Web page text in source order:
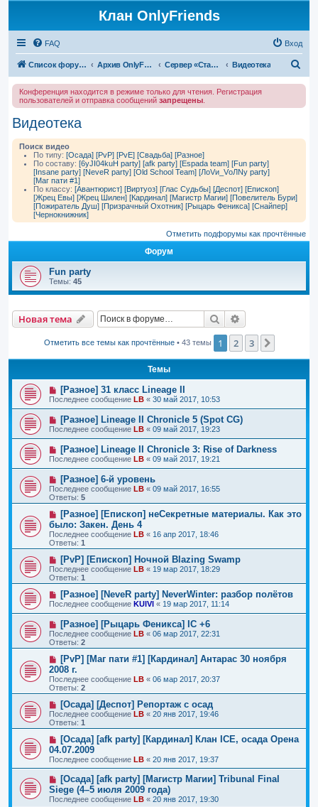
Клан OnlyFriends
FAQ Вход
Список форумов Архив OnlyFriends Сервер «Сталинград» Видеотека
Конференция находится в режиме только для чтения. Регистрация
пользователей и отправка сообщений запрещены
Видеотека
Поиск видео
По типу: [Осада] [PvP] [PvE] [Свадьба] [Разное]
По составу: [6yJI04kuH party] [afk party] [Espada team] [Fun party]
[Insane party] [NeveR party] [Old School Team] [ЛоVи_VоЛNу party]
[Маг пати #1]
По классу: [Авантюрист] [Виртуоз] [Глас Судьбы] [Деспот] [Епископ]
[Жрец Евы] [Жрец Шилен] [Кардинал] [Магистр Магии] [Повелитель Бури]
[Пожиратель Душ] [Призрачный Охотник] [Рыцарь Феникса] [Снайпер]
[Чернокнижник]
Отметить подфорумы как прочтённые
Форум
Fun party
Темы: 45
Новая тема Поиск
Отметить все темы как прочтённые• 43 темы 1 2 3
Темы
[Разное] 31 класс Lineage II
Последнее сообщение LB « 30 май 2017, 10:53
[Разное] Lineage II Chronicle 5 (Spot CG)
Последнее сообщение LB « 09 май 2017, 19:23
[Разное] Lineage II Chronicle 3: Rise of Darkness
Последнее сообщение LB « 09 май 2017, 19:21
[Разное] 6-й уровень
Последнее сообщение LB « 09 май 2017, 16:55
Ответы: 5
[Разное] [Епископ] неСекретные материалы. Как это
было: Закен. День 4
Последнее сообщение LB « 16 апр 2017, 18:46
Ответы: 1
[PvP] [Епископ] Ночной Blazing Swamp
Последнее сообщение LB « 19 мар 2017, 18:29
Ответы: 1
[Разное] [NeveR party] NeverWinter: разбор полётов
Последнее сообщение KUlVl « 19 мар 2017, 11:14
[Разное] [Рыцарь Феникса] IC +6
Последнее сообщение LB « 06 мар 2017, 22:31
Ответы: 2
[PvP] [Маг пати #1] [Кардинал] Антарас 30 ноября
2008 г.
Последнее сообщение LB « 06 мар 2017, 20:37
Ответы: 2
[Осада] [Деспот] Репортаж с осад
Последнее сообщение LB « 20 янв 2017, 19:46
Ответы: 1
[Осада] [afk party] [Кардинал] Клан ICE, осада Орена
04.07.2009
Последнее сообщение LB « 20 янв 2017, 19:37
[Осада] [afk party] [Магистр Магии] Tribunal Final
Siege (4–5 июля 2009 года)
Последнее сообщение LB « 20 янв 2017, 19:30